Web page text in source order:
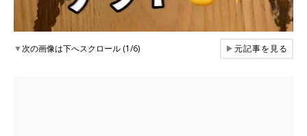
▼次の画像は下へスクロール (1/6) ▶元記事を見る